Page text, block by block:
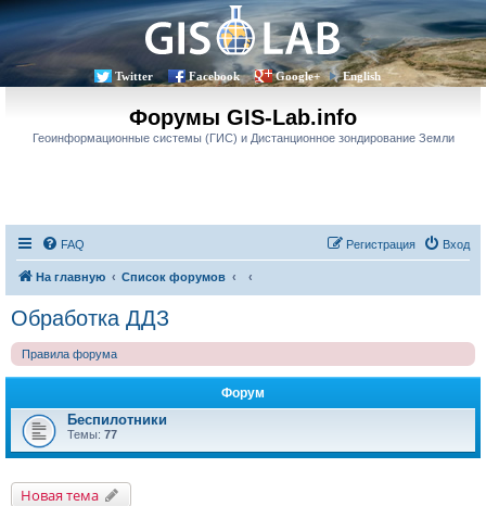
Twitter Facebook Google+ English
Форумы GIS-Lab.info
Геоинформационные системы (ГИС) и Дистанционное зондирование Земли
FAQ Вход
Регистрация
На главную Список форумов
Обработка ДДЗ
Правила форума
Форум
Беспилотники
Темы: 77
Новая тема